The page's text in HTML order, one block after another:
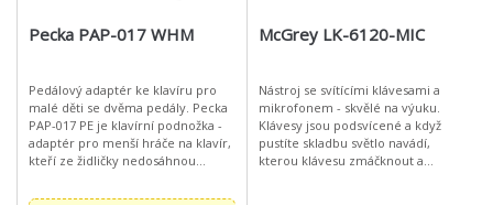
Pecka PAP-017 WHM
Pedálový adaptér ke klavíru pro
malé děti se dvěma pedály. Pecka
PAP-017 PE je klavírní podnožka -
adaptér pro menší hráče na klavír,
kteří ze židličky nedosáhnou
Umožňuje výškově přiblížit lev
McGrey LK-6120-MIC
Nástroj se svítícími klávesami a
mikrofonem - skvělé na výuku.
Klávesy jsou podsvícené a když
pustíte skladbu světlo navádí,
kterou klávesu zmáčknout a